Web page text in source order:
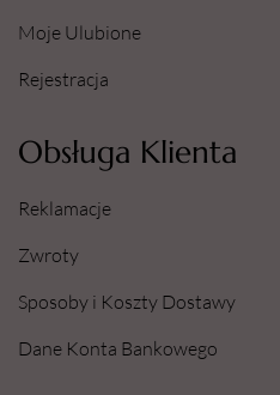
Moje Ulubione
Rejestracja
Obsługa Klienta
Reklamacje
Zwroty
Sposoby i Koszty Dostawy
Dane Konta Bankowego